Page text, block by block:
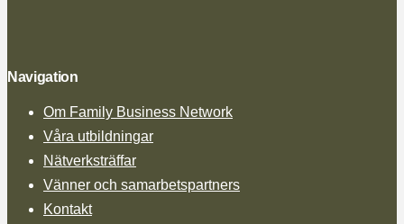
Navigation
Om Family Business Network
Våra utbildningar
Nätverksträffar
Vänner och samarbetspartners
Kontakt